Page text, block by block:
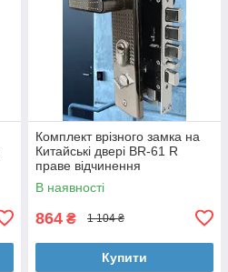
Комплект врізного замка на
Китайські двері BR-61 R
праве відчинення
В наявності
864 ₴ 1 104 ₴
Купити